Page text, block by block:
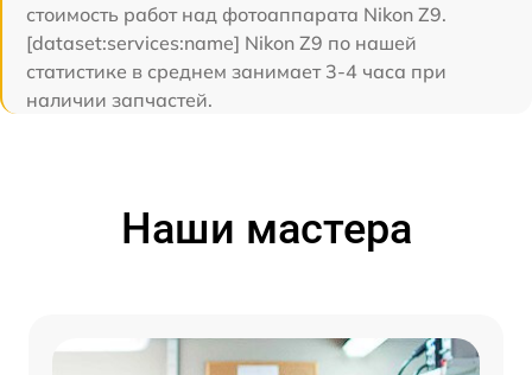
стоимость работ над фотоаппарата Nikon Z9.
[dataset:services:name] Nikon Z9 по нашей
статистике в среднем занимает 3-4 часа при
наличии запчастей.
Наши мастера